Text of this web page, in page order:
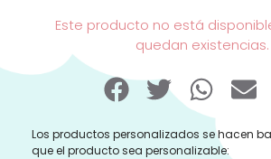
Este producto no está
quedan existencias.
Los productos personalizados se hacen
que el producto sea personalizable: